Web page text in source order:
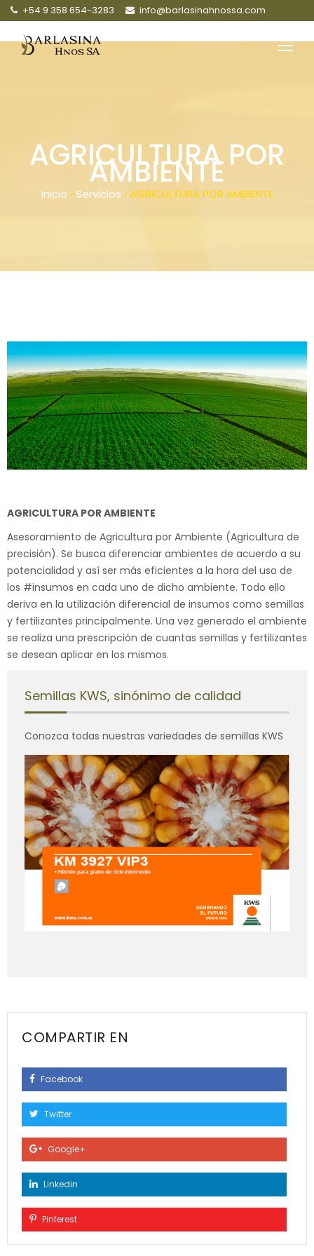
+54 9 358 654-3283 info@barlasinahnossa.com
AGRICULTURA POR
AMBIENTE
Inicio ›Servicios ›AGRICULTURA POR AMBIENTE
AGRICULTURA POR AMBIENTE
Asesoramiento de Agricultura por Ambiente (Agricultura de
precisión). Se busca diferenciar ambientes de acuerdo a su
potencialidad y así ser más eficientes a la hora del uso de
los #insumos en cada uno de dicho ambiente. Todo ello
deriva en la utilización diferencial de insumos como semillas
y fertilizantes principalmente. Una vez generado el ambiente
se realiza una prescripción de cuantas semillas y fertilizantes
se desean aplicar en los mismos.
Semillas KWS, sinónimo de calidad
Conozca todas nuestras variedades de semillas KWS
COMPARTIR EN
Facebook
Twitter
Google+
Linkedin
Pinterest